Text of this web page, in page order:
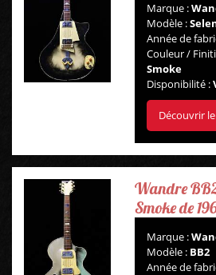
Marque :
Modèle :
Année de
Couleur /
Smoke
Disponibilité :
Découvrir
Wandre
Smoke de
Marque :
Modèle : BB2
Année de